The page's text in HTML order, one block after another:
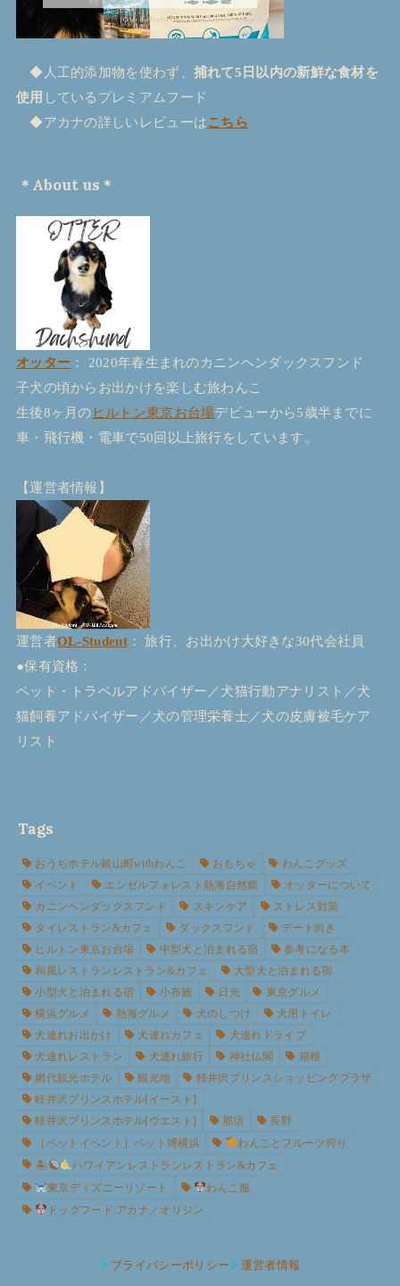
◆人工的添加物を使わず、 捕れて5日以内の新鮮な食材を
使用 しているプレミアムフード
◆アカナの詳しいレビューはこちら
＊About us＊
オッター ： 2020年春生まれのカニンヘンダックスフンド
子犬の頃からお出かけを楽しむ旅わんこ
生後8ヶ月の ヒルトン東京お台場デビューから5歳半までに
車・飛行機・電車で50回以上旅行をしています。
【運営者情報】
運営者OL-Student： 旅行、お出かけ大好きな30代会社員
●保有資格：
ペット・トラベルアドバイザー／犬猫行動アナリスト／犬
猫飼養アドバイザー／犬の管理栄養士／犬の皮膚被毛ケア
リスト
Tags
おうちホテル銀山町withわんこ おもちゃ
わんこグッズ
イベント
エンゼルフォレスト熱海自然郷
オッターについて
カニンヘンダックスフンド
スキンケア
ストレス対策
タイレストラン&カフェ
ダックスフンド
デート向き
ヒルトン東京お台場
中型犬と泊まれる宿
参考になる本
和風レストランレストラン&カフェ
大型犬と泊まれる宿
小型犬と泊まれる宿
小布施 日光
東京グルメ
横浜グルメ
熱海グルメ 犬のしつけ
犬用トイレ
犬連れお出かけ
犬連れカフェ
犬連れドライブ
犬連れレストラン
犬連れ旅行 神社仏閣
箱根
網代観光ホテル
観光地
軽井沢プリンスショッピングプラザ
軽井沢プリンスホテル[イースト]
軽井沢プリンスホテル[ウエスト]
那須
長野
［ペットイベント］ペット博横浜
わんことフルーツ狩り
🏝
ハワイアンレストランレストラン&カフェ
東京ディズニーリゾート
わんこ服
ドッグフード:アカナ／オリジン
プライバシーポリシー 運営者情報